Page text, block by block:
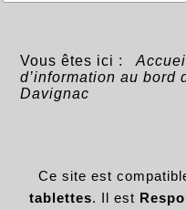
Vous êtes ici :
d’information au bord
Davignac
Ce site est
tablettes. Il est